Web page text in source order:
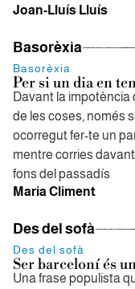
Joan-Lluís Lluís
Basorèxia
Basorèxia
Per si un dia en
Davant la impotència
de les coses, només
ocorregut fer-te un
mentre corries
fons del passadís
Maria Climent
Des del sofà
Des del sofà
Ser barceloní és
Una frase populista